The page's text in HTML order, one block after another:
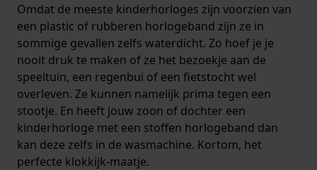
Omdat de meeste kinderhorloges zijn voorzien van
een plastic of rubberen horlogeband zijn ze in
sommige gevallen zelfs waterdicht. Zo hoef je je
nooit druk te maken of ze het bezoekje aan de
speeltuin, een regenbui of een fietstocht wel
overleven. Ze kunnen namelijk prima tegen een
stootje. En heeft jouw zoon of dochter een
kinderhorloge met een stoffen horlogeband dan
kan deze zelfs in de wasmachine. Kortom, het
perfecte klokkijk-maatje.